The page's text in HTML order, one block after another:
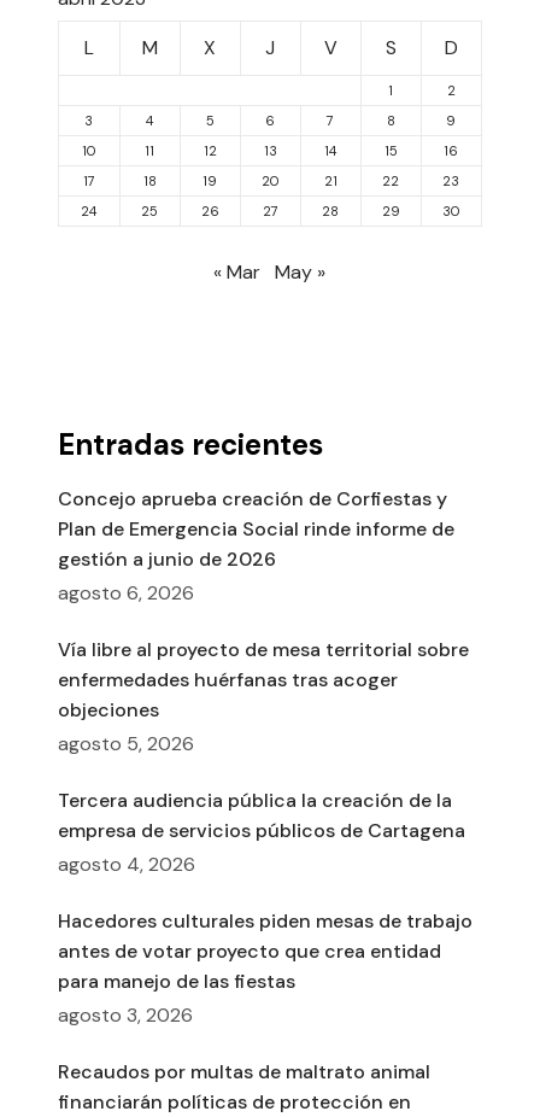
L
M X J V S D
1
2
3
4 5 6 7 8
9
10
11 12 13 14 15
16
17
18 19 20 21 22
23
24
25 26 27 28 29 30
« Mar May »
Entradas recientes
Concejo aprueba creación de Corfiestas y
Plan de Emergencia Social rinde informe de
gestión a junio de 2026
agosto 6, 2026
Vía libre al proyecto de mesa territorial sobre
enfermedades huérfanas tras acoger
objeciones
agosto 5, 2026
Tercera audiencia pública la creación de la
empresa de servicios públicos de Cartagena
agosto 4, 2026
Hacedores culturales piden mesas de trabajo
antes de votar proyecto que crea entidad
para manejo de las fiestas
agosto 3, 2026
Recaudos por multas de maltrato animal
financiarán políticas de protección en